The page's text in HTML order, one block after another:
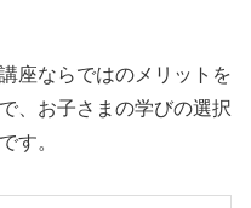
座ならではのメリットを
、お子さまの学びの選択
す。